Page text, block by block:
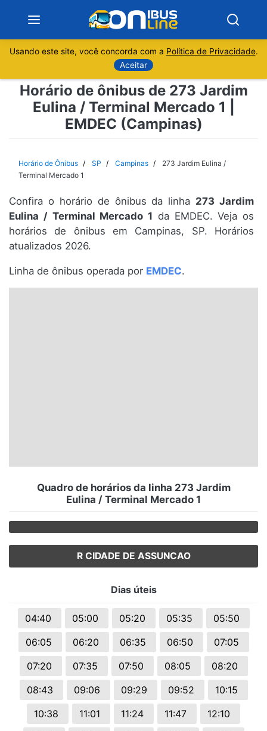
Sobre
Minas Gerais
Espírito Santo
Paraná
Santa Catarina
Usando este site, você concorda com a Política de Privacidade.
Aceitar
Horário de ônibus de 273 Jardim
Eulina / Terminal Mercado 1 |
EMDEC (Campinas)
Horário de Ônibus SP Campinas
273 Jardim Eulina /
Terminal Mercado 1
Confira o horário de ônibus da linha 273 Jardim
Eulina / Terminal Mercado 1 da EMDEC. Veja os
horários de ônibus em Campinas, SP. Horários
atualizados 2026.
Linha de ônibus operada por EMDEC.
Quadro de horários da linha 273 Jardim
Eulina / Terminal Mercado 1
R CIDADE DE ASSUNCAO
Dias úteis
04:40 05:00 05:20 05:35
05:50
06:05
06:20 06:35 06:50
07:05
07:20
07:35 07:50 08:05
08:20
08:43
09:06 09:29 09:52
10:15
10:38
11:01 11:24 11:47
12:10